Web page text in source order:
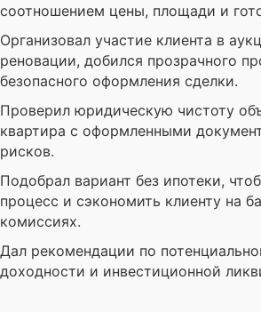
соотношением цены, площади и
Организовал участие клиента в
реновации, добился прозрачного
безопасного оформления сделки.
Проверил юридическую чистоту
квартира с оформленными
рисков.
Подобрал вариант без ипотеки,
процесс и сэкономить клиенту на
комиссиях.
Дал рекомендации по
доходности и инвестиционной